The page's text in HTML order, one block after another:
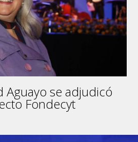
Aguayo se adjudicó
Fondecyt